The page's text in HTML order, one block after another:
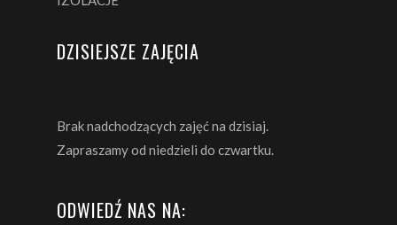
DZISIEJSZE ZAJĘCIA
Brak nadchodzących zajęć na dzisiaj.
Zapraszamy od niedzieli do czwartku.
ODWIEDŹ NAS NA: